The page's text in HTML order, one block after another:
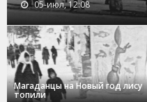
05-июл, 12:08
Магаданцы на Новый год лису
топили